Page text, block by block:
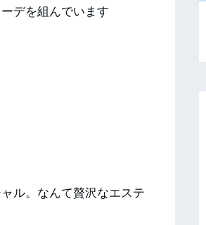
デを組んでいます
ル。なんて贅沢なエステ